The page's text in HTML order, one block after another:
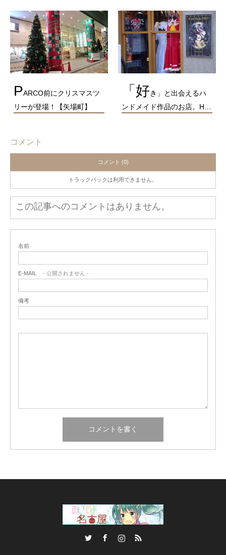
PARCO前にクリスマスツ
リーが登場！【矢場町】
「好き」と出会えるハ
ンドメイド作品のお店。H…
コメント
コメント (0)
トラックバックは利用できません。
この記事へのコメントはありません。
名前
E-MAIL - 公開されません -
備考
RSS